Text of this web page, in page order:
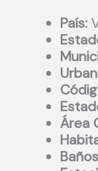
País:
Área